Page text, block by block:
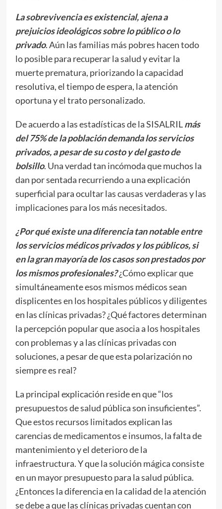
La sobrevivencia es existencial, ajena a
prejuicios ideológicos sobre lo público o lo
privado. Aún las familias más pobres hacen todo
lo posible para recuperar la salud y evitar la
muerte prematura, priorizando la capacidad
resolutiva, el tiempo de espera, la atención
oportuna y el trato personalizado.
De acuerdo a las estadísticas de la SISALRILmás
del 75% de la población demanda los servicios
privados, a pesar de su costo y del gasto de
bolsillo. Una verdad tan incómoda que muchos la
dan por sentada recurriendo a una explicación
superficial para ocultar las causas verdaderas y las
implicaciones para los más necesitados.
¿Por qué existe una diferencia tan notable entre
los servicios médicos privados y los públicos, si
en la gran mayoría de los casos son prestados por
los mismos profesionales?¿Cómo explicar que
simultáneamente esos mismos médicos sean
displicentes en los hospitales públicos y diligentes
en las clínicas privadas? ¿Qué factores determinan
la percepción popular que asocia a los hospitales
con problemas y a las clínicas privadas con
soluciones, a pesar de que esta polarización no
siempre es real?
La principal explicación reside en que “los
presupuestos de salud pública son insuficientes”.
Que estos recursos limitados explican las
carencias de medicamentos e insumos, la falta de
mantenimiento y el deterioro de la
infraestructura. Y que la solución mágica consiste
en un mayor presupuesto para la salud pública.
¿Entonces la diferencia en la calidad de la atención
se debe a que las clínicas privadas cuentan con